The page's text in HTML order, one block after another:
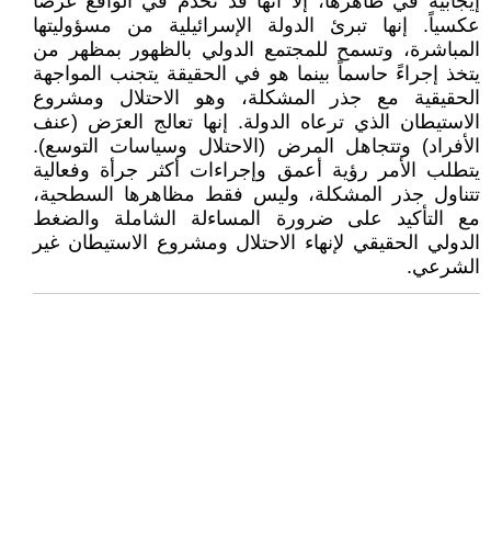
عكسياً. إنها تبرئ الدولة الإسرائيلية من مسؤوليتها
المباشرة، وتسمح للمجتمع الدولي بالظهور بمظهر من
يتخذ إجراءً حاسماً بينما هو في الحقيقة يتجنب المواجهة
الحقيقية مع جذر المشكلة، وهو الاحتلال ومشروع
الاستيطان الذي ترعاه الدولة. إنها تعالج العرَض (عنف
الأفراد) وتتجاهل المرض (الاحتلال وسياسات التوسع).
يتطلب الأمر رؤية أعمق وإجراءات أكثر جرأة وفعالية
تتناول جذر المشكلة، وليس فقط مظاهرها السطحية،
مع التأكيد على ضرورة المساءلة الشاملة والضغط
الدولي الحقيقي لإنهاء الاحتلال ومشروع الاستيطان غير
الشرعي.